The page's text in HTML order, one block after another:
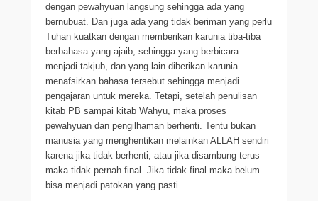
dengan pewahyuan langsung sehingga ada yang
bernubuat. Dan juga ada yang tidak beriman yang perlu
Tuhan kuatkan dengan memberikan karunia tiba-tiba
berbahasa yang ajaib, sehingga yang berbicara
menjadi takjub, dan yang lain diberikan karunia
menafsirkan bahasa tersebut sehingga menjadi
pengajaran untuk mereka. Tetapi, setelah penulisan
kitab PB sampai kitab Wahyu, maka proses
pewahyuan dan pengilhaman berhenti. Tentu bukan
manusia yang menghentikan melainkan ALLAH sendiri
karena jika tidak berhenti, atau jika disambung terus
maka tidak pernah final. Jika tidak final maka belum
bisa menjadi patokan yang pasti.